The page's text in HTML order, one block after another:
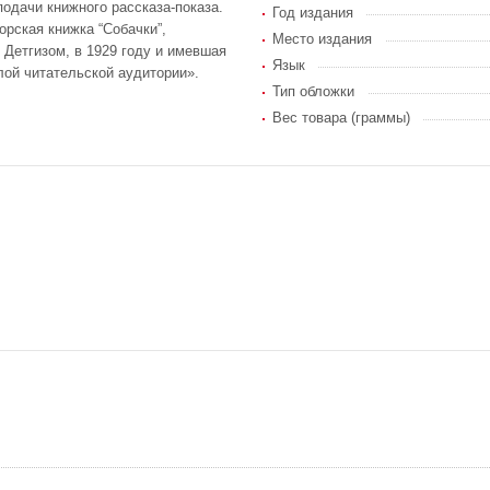
книжного рассказа-показа.
книжка “Собачки”,
в 1929 году и имевшая
читательской аудитории».
Год издания
Место издания
Язык
Тип обложки
Вес товара (граммы)